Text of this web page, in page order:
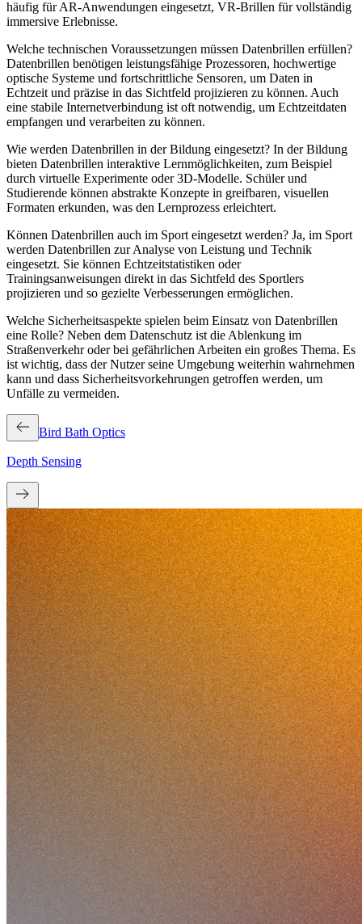
häufig für AR-Anwendungen eingesetzt, VR-Brillen für vollständig
immersive Erlebnisse.
Welche technischen Voraussetzungen müssen Datenbrillen erfüllen?
Datenbrillen benötigen leistungsfähige Prozessoren, hochwertige
optische Systeme und fortschrittliche Sensoren, um Daten in
Echtzeit und präzise in das Sichtfeld projizieren zu können. Auch
eine stabile Internetverbindung ist oft notwendig, um Echtzeitdaten
empfangen und verarbeiten zu können.
Wie werden Datenbrillen in der Bildung eingesetzt? In der Bildung
bieten Datenbrillen interaktive Lernmöglichkeiten, zum Beispiel
durch virtuelle Experimente oder 3D-Modelle. Schüler und
Studierende können abstrakte Konzepte in greifbaren, visuellen
Formaten erkunden, was den Lernprozess erleichtert.
Können Datenbrillen auch im Sport eingesetzt werden? Ja, im Sport
werden Datenbrillen zur Analyse von Leistung und Technik
eingesetzt. Sie können Echtzeitstatistiken oder
Trainingsanweisungen direkt in das Sichtfeld des Sportlers
projizieren und so gezielte Verbesserungen ermöglichen.
Welche Sicherheitsaspekte spielen beim Einsatz von Datenbrillen
eine Rolle? Neben dem Datenschutz ist die Ablenkung im
Straßenverkehr oder bei gefährlichen Arbeiten ein großes Thema. Es
ist wichtig, dass der Nutzer seine Umgebung weiterhin wahrnehmen
kann und dass Sicherheitsvorkehrungen getroffen werden, um
Unfälle zu vermeiden.
Bird Bath Optics
Depth Sensing